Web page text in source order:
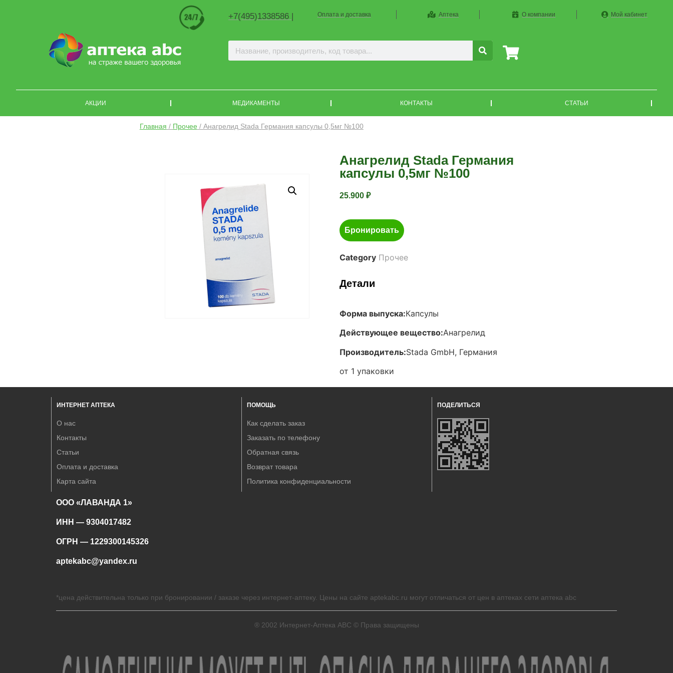
+7(495)1338586 | Оплата и доставка Аптека О компании Мой кабинет
АКЦИИ МЕДИКАМЕНТЫ КОНТАКТЫ СТАТЬИ
Главная / Прочее / Анагрелид Stada Германия капсулы 0,5мг №100
Анагрелид Stada Германия
капсулы 0,5мг №100
25.900 ₽
Бронировать
Category Прочее
Детали
Форма выпуска:Капсулы
Действующее вещество:Анагрелид
Производитель:Stada GmbH, Германия
от 1 упаковки
ИНТЕРНЕТ АПТЕКА
О нас
Контакты
Статьи
Оплата и доставка
Карта сайта
ПОМОЩЬ
Как сделать заказ
Заказать по телефону
Обратная связь
Возврат товара
Политика конфиденциальности
ПОДЕЛИТЬСЯ
ООО «ЛАВАНДА 1»
ИНН — 9304017482
ОГРН — 1229300145326
aptekabc@yandex.ru
*цена действительна только при бронировании / заказе через интернет-аптеку. Цены на сайте aptekabc.ru могут отличаться от цен в аптеках сети аптека abc
® 2002 Интернет-Аптека ABC © Права защищены